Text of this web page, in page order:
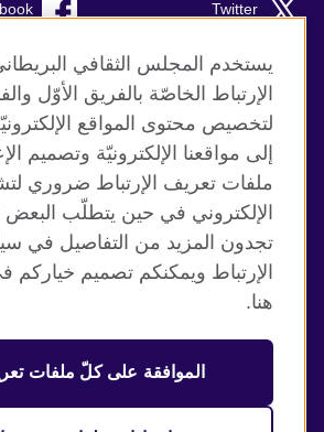
Twitter
Instagram
موقع المجلس الثقافي البريطاني العالمي
الخصوصية وشروط الاستخدام
ملفات تعريف الإرتباط
خارطة الموقع
منظمة المملكة المتحدة الدولية للعلاقات
يستخدم المجلس الثقافي
الإرتباط الخاصّة بالفريق الأوّل
لتخصيص محتوى المواقع
إلى مواقعنا الإلكترونيّة وتصميم
ملفات تعريف الإرتباط ضروري
الإلكتروني في حين يتطلّب البعض
تجدون المزيد من التفاصيل في
الإرتباط ويمكنكم تصميم
هنا.
الموافقة على كلّ ملفات